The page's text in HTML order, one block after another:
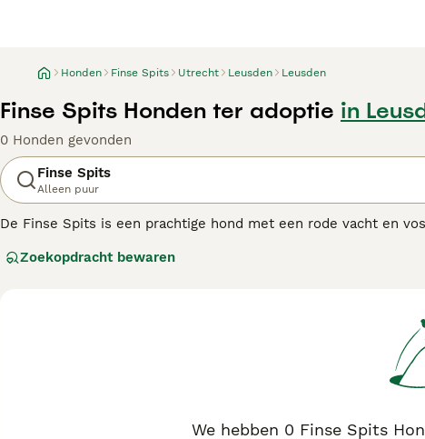
Honden Finse Spits Utrecht Leusden Leusden
Finse Spits Honden ter adoptie in
0 Honden gevonden
Finse Spits
Alleen puur
De Finse Spits is een prachtige hond met een rode vacht en
aard. Ze lijken een natuurlijke affiniteit met kinderen te
Zoekopdracht bewaren
We hebben 0 Finse Spits